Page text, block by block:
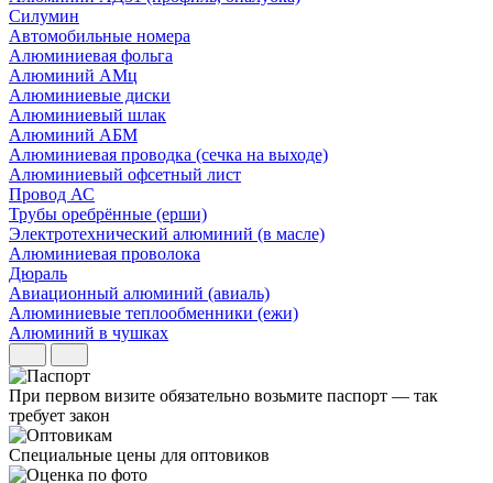
Силумин
Автомобильные номера
Алюминиевая фольга
Алюминий АМц
Алюминиевые диски
Алюминиевый шлак
Алюминий АБМ
Алюминиевая проводка (сечка на выходе)
Алюминиевый офсетный лист
Провод АС
Трубы оребрённые (ерши)
Электротехнический алюминий (в масле)
Алюминиевая проволока
Дюраль
Авиационный алюминий (авиаль)
Алюминиевые теплообменники (ежи)
Алюминий в чушках
При первом визите обязательно возьмите паспорт — так
требует закон
Специальные цены для оптовиков